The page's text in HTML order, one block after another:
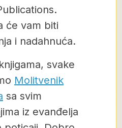
će vam biti
i nadahnuća.
svake
Molitvenik
sa svim
iz evanđelja